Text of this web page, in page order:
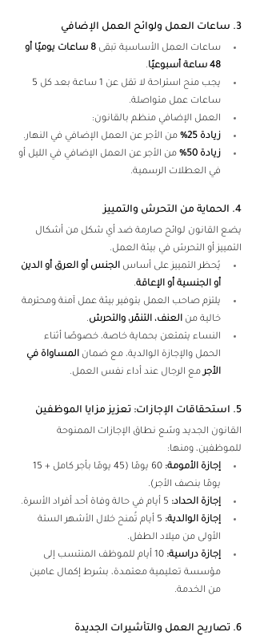
3. ساعات العمل ولوائح العمل الإضافي
ساعات العمل الأساسية تبقى
8 ساعات يوميًا أو
48 ساعة أسبوعيًا
.
ساعات عمل متواصلة.
العمل الإضافي منظم بالقانون:
زيادة 25%
من الأجر عن العمل الإضافي في النهار.
زيادة 50%
من الأجر عن العمل الإضافي في الليل أو
في العطلات الرسمية.
4. الحماية من التحرش والتمييز
يضع القانون لوائح صارمة ضد أي شكل من أشكال
التمييز أو التحرش في بيئة العمل.
يُحظر التمييز على أساس الجنس أو العرق أو الدين
أو الجنسية أو الإعاقة.
يلتزم صاحب العمل بتوفير بيئة عمل آمنة ومحترمة
خالية من العنف، التنمّر، والتحرش.
النساء يتمتعن بحماية خاصة، خصوصًا أثناء
الحمل والإجازة الوالدية، مع ضمان المساواة في
الأجر مع الرجال عند أداء نفس العمل.
5. استحقاقات الإجازات: تعزيز مزايا الموظفين
القانون الجديد وسّع نطاق الإجازات الممنوحة
للموظفين، ومنها:
إجازة الأمومة:
يومًا بنصف الأجر).
إجازة الحداد:
إجازة الوالدية:
5 أيام تُمنح خلال الأشهر الستة
الأولى من ميلاد الطفل.
إجازة دراسية:
10 أيام للموظف المنتسب إلى
مؤسسة تعليمية معتمدة، بشرط إكمال عامين
من الخدمة.
6. تصاريح العمل والتأشيرات الجديدة